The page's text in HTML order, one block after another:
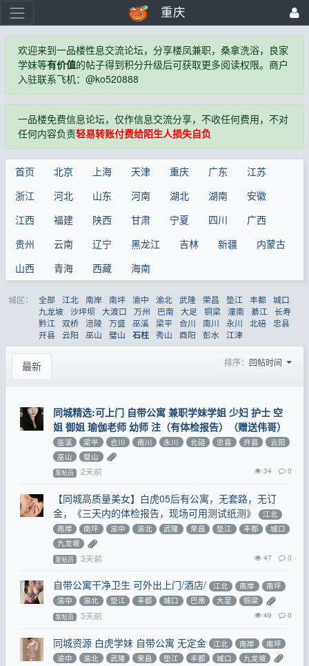
重庆
欢迎来到一品楼性息交流论坛，分享楼凤兼职，桑拿洗浴，良家
学妹等有价值的帖子得到积分升级后可获取更多阅读权限。商户
入驻联系飞机：@ko520888
一品楼免费信息论坛，仅作信息交流分享，不收任何费用，不对
任何内容负责轻易转账付费给陌生人损失自负
首页 北京 上海 天津 重庆 广东
江苏
浙江
河北 山东 河南 湖北 湖南
安徽
江西
福建 陕西 甘肃 宁夏 四川
广西
贵州
云南 辽宁 黑龙江 吉林 新疆
内蒙古
山西
青海 西藏 海南
城区： 全部 江北 南岸 南坪 渝中 渝北 武隆 荣昌 垫江 丰都 城口
九龙坡 沙坪坝 大渡口 万州 巴南 大足 铜梁 潼南 綦江
长寿
黔江
双桥 涪陵 万盛 巫溪 梁平 合川 南川 永川 北碚
忠县
开县 云阳 巫山 璧山 石柱 秀山 酉阳 彭水 江津
最新 排序： 回帖时间
同城精选:可上门 自带公寓 兼职学妹学姐 少妇 护士 空
姐 御姐 瑜伽老师 幼师 注（有体检报告）（赠送伟哥）
巫溪 梁平 合川 南川 永川 北碚 忠县 开县
云阳
巫山
璧山
发帖员 2天前 34 0
【同城高质量美女】白虎05后有公寓，无套路，无订
金，《三天内的体检报告，现场可用测试纸测》
江北
南岸
南坪 渝中 渝北 武隆 荣昌 垫江 丰都
城口
九龙坡
发帖员 3天前 47 0
自带公寓干净卫生 可外出上门/酒店/ 江北 南岸
南坪
渝中
渝北 垫江 丰都 城口 巴南 大足 铜梁
发帖员 3天前 49 0
同城资源 白虎学妹 自带公寓 无定金 江北 南岸
南坪
渝中
渝北 武隆 荣昌 垫江 丰都 城口 九龙坡